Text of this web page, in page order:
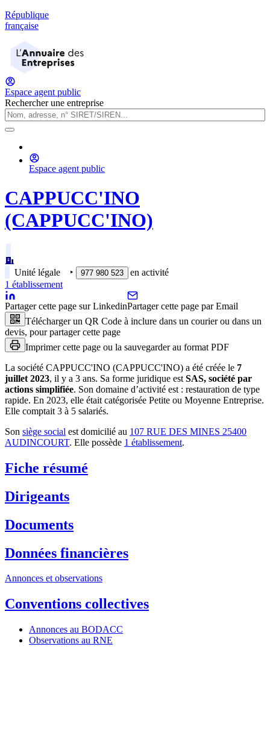
République
française
Espace agent public
Rechercher une entreprise
Espace agent public
CAPPUCC'INO
(CAPPUCC'INO)
Unité légale ‣ 977 980 523
en activité
1 établissement
Partager cette page sur LinkedinPartager cette page par Email
Télécharger un QR Code à inclure dans un courier ou dans un
devis, pour partager cette page
Imprimer cette page ou la sauvegarder au format PDF
La société CAPPUCC'INO (CAPPUCC'INO) a été créée le 7
juillet 2023, il y a 3 ans. Sa forme juridique est SAS, société par
actions simplifiée. Son domaine d’activité est : restauration de type
rapide. En 2023, elle était catégorisée Petite ou Moyenne Entreprise.
Elle comptait 3 à 5 salariés.
Son siège social est domicilié au 107 RUE DES MINES 25400
AUDINCOURT. Elle possède 1 établissement.
Fiche résumé
Dirigeants
Documents
Données financières
Annonces et observations
Conventions collectives
Annonces au BODACC
Observations au RNE